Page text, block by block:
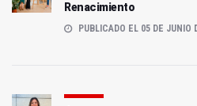
Renacimiento
PUBLICADO EL 05 DE JUNIO